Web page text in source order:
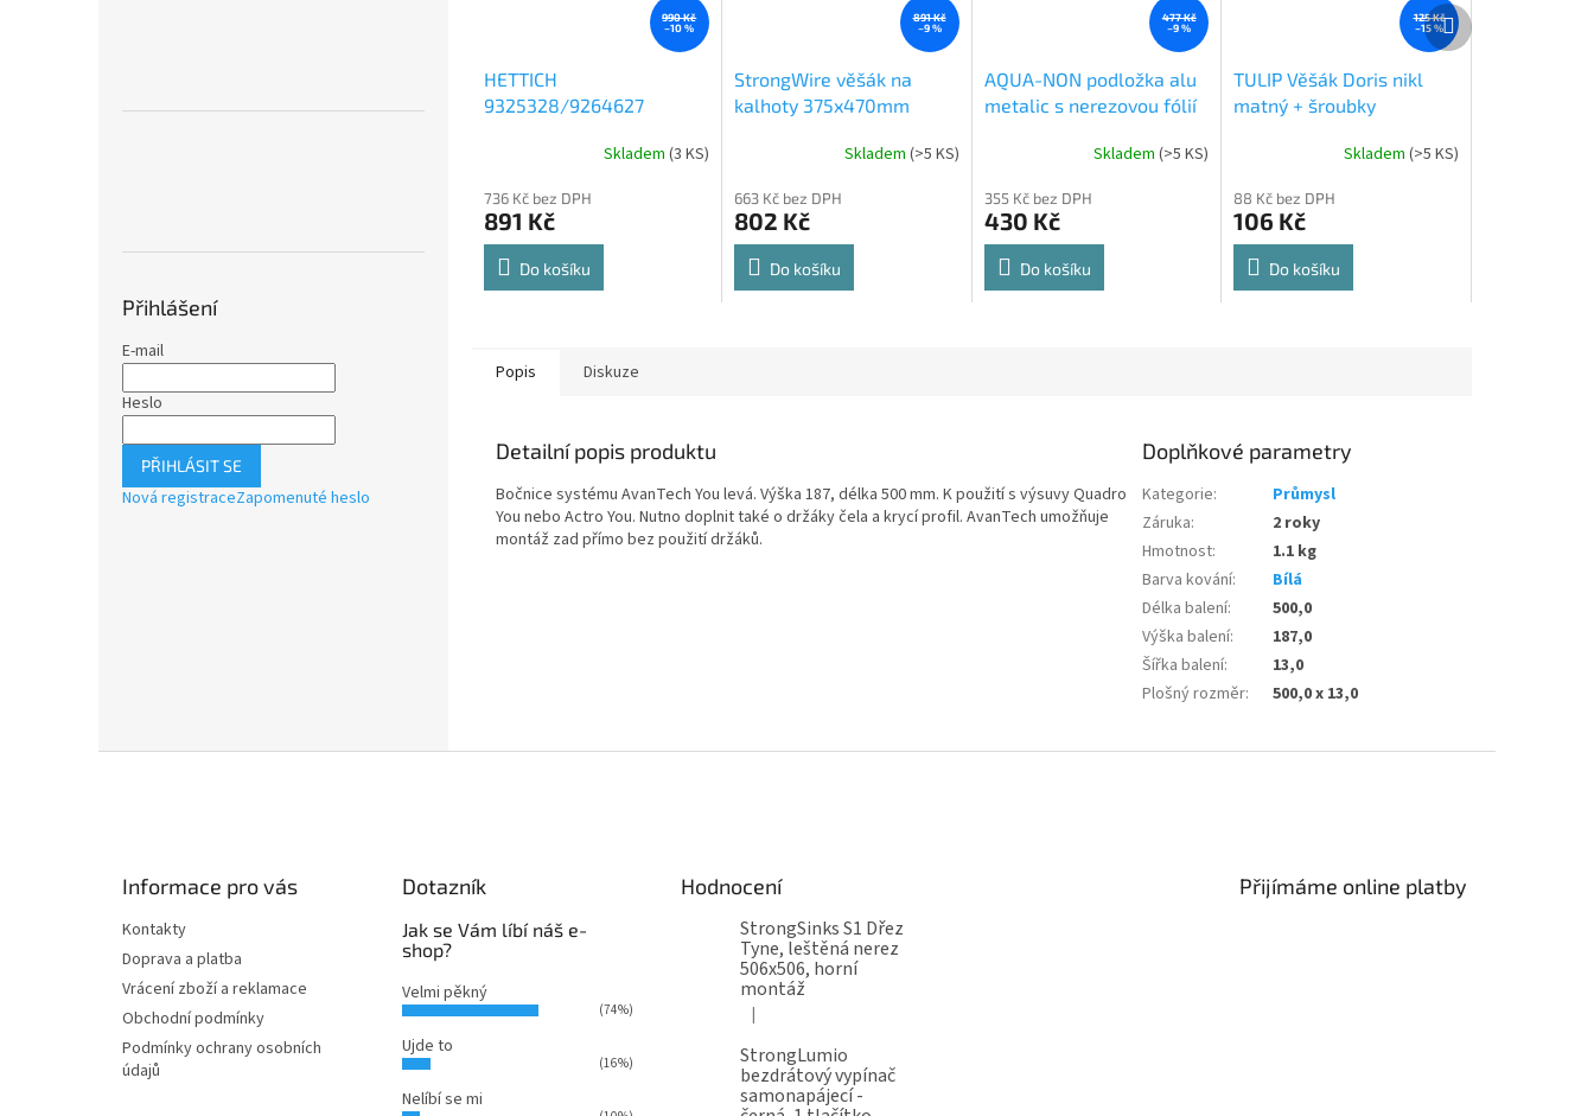
Přihlášení
E-mail
Heslo
PŘIHLÁSIT SE
Nová registraceZapomenuté heslo
990 Kč
–10 %
HETTICH
9325328/9264627
produktu
je
4,8
5
Skladem (3 KS)
736 Kč bez DPH
891 Kč
Do košíku
891 Kč
–9 %
StrongWire věšák na
kalhoty 375x470mm
produktu
je
4,8
5
Skladem (>5 KS)
663 Kč bez DPH
802 Kč
Do košíku
477 Kč
–9 %
AQUA-NON podložka alu
metalic s nerezovou fólií
produktu
je
4,6
5
Skladem(>5 KS)
355 Kč bez DPH
430 Kč
Do košíku
125 Kč
–15 %
TULIP Věšák Doris nikl
matný + šroubky
produktu
je
5,0
5
Skladem(>5 KS)
88 Kč bez DPH
106 Kč
Do košíku
Další
produkt
Popis Diskuze
Detailní popis produktu
Bočnice systému AvanTech You levá. Výška 187, délka 500 mm. K použití s výsuvy Quadro
You nebo Actro You. Nutno doplnit také o držáky čela a krycí profil. AvanTech umožňuje
montáž zad přímo bez použití držáků.
Doplňkové parametry
Kategorie:
Průmysl
Záruka:
2 roky
Hmotnost:
1.1 kg
Barva kování:
Bílá
Délka balení:
500,0
Výška balení:
187,0
Šířka balení:
13,0
Plošný rozměr: 500,0 x 13,0
Informace pro vás
Kontakty
Doprava a platba
Vrácení zboží a reklamace
Obchodní podmínky
Podmínky ochrany osobních
údajů
Dotazník
Jak se Vám líbí náš e-
shop?
Velmi pěkný
(74%)
Ujde to
(16%)
Nelíbí se mi
Hodnocení
StrongSinks S1 Dřez
Tyne, leštěná nerez
506x506, horní
montáž
Hodnocení produktu je 5 z 5 hvězdiček.
|
StrongLumio
bezdrátový vypínač
samonapájecí -
Přijímáme online platby